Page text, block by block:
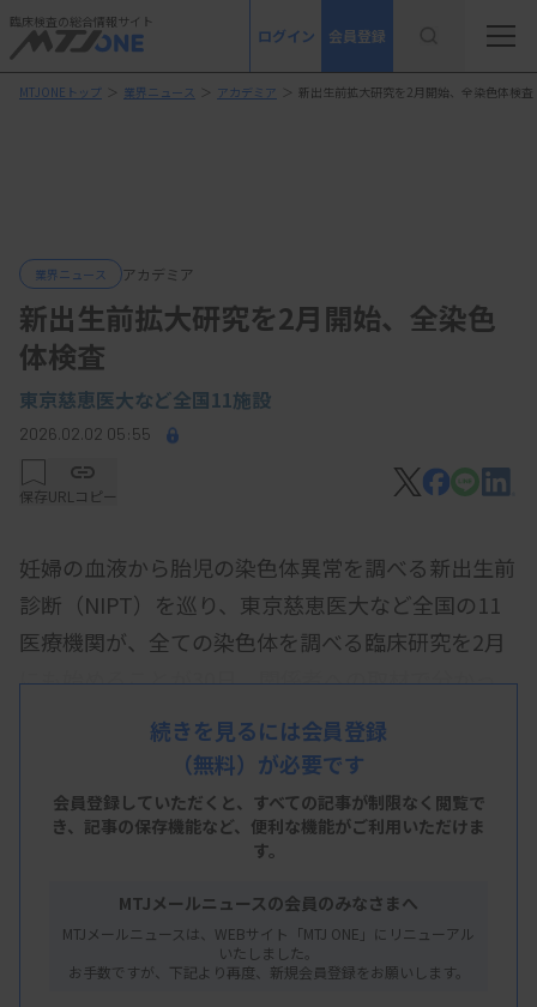
臨床検査の総合情報サイト
ログイン 会員登録
MTJONEトップ ＞ 業界ニュース ＞ アカデミア ＞ 新出生前拡大研究を2月開始、全染色体検査
業界ニュース アカデミア
新出生前拡大研究を2月開始、全染色
体検査
東京慈恵医大など全国11施設
2026.02.02 05:55
保存URLコピー
妊婦の血液から胎児の染色体異常を調べる新出生前
診断（NIPT）を巡り、東京慈恵医大など全国の11
医療機関が、全ての染色体を調べる臨床研究を2月
にも始めることが30日、関係者への取材で分かっ
た。妊婦約2千人を対象に研究を進め、精度の検証
などを行う。各機関で準備が整い次第、順次研究に
着手し、2030年3月末まで実施する見通し。
NIPTは現在、ダウン症などの原因となる3種類の染
検査などで確定する。日本医学会が認証する医療機
関を中心に実施しているが、3種類以外の検査は無
認証施設で横行している。精度が十分に検証されて
続きを見るには会員登録
（無料）が必要です
会員登録していただくと、すべての記事が制限なく閲覧で
き、 記事の保存機能など、便利な機能がご利用いただけま
す。
MTJメールニュースの会員のみなさまへ
MTJメールニュースは、WEBサイト「MTJ ONE」にリニューアル
いたしました。
お手数ですが、下記より再度、新規会員登録をお願いします。